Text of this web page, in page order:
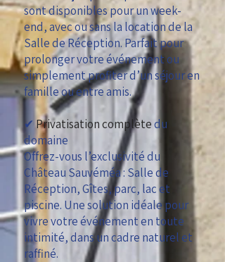
sont disponibles pour un week-
end, avec ou sans la location de la
Salle de Réception. Parfait pour
prolonger votre événement ou
simplement profiter d’un séjour en
famille ou entre amis.
✔ Privatisation complètedu
domaine
Offrez-vous l’exclusivité du
Château Sauvéméa : Salle de
Réception, Gîtes, parc, lac et
piscine. Une solution idéale pour
vivre votre événement en toute
intimité, dans un cadre naturel et
raffiné.